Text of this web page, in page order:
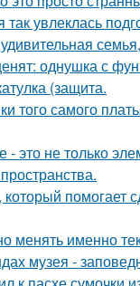
так увлеклась
однушка с
(защита.
того самого
- это не только
который
менять именно
музея -